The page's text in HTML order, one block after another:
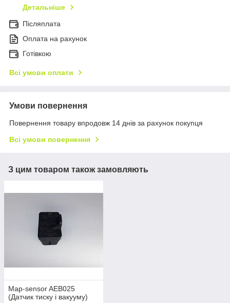
Детальніше
Післяплата
Оплата на рахунок
Готівкою
Всі умови оплати
Умови повернення
Повернення товару впродовж 14 днів за рахунок покупця
Всі умови повернення
З цим товаром також замовляють
Map-sensor AEB025
(Датчик тиску і вакууму)